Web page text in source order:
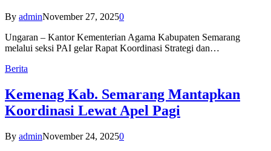
By adminNovember 27, 20250
Ungaran – Kantor Kementerian Agama Kabupaten Semarang
melalui seksi PAI gelar Rapat Koordinasi Strategi dan…
Berita
Kemenag Kab. Semarang Mantapkan
Koordinasi Lewat Apel Pagi
By adminNovember 24, 20250